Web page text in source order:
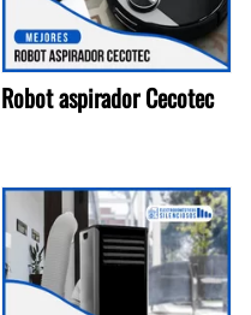
Robot aspirador Cecotec